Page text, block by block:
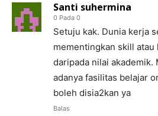
Santi suhermina
0 Pada 0
Setuju kak. Dunia kerja
mementingkan skill
daripada nilai akademik.
adanya fasilitas belajar
boleh disia2kan ya
Balas